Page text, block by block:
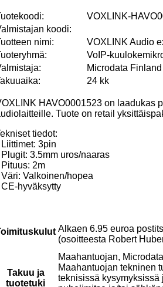
VOXLINK-
koodi:
nimi:
VOXLINK Audio
VoIP-
Microdata
24 kk
HAVO0001523 on laadukas
Tuote on retail
tiedot:
Liittimet: 3pin
Plugit: 3.5mm uros/naaras
Pituus: 2m
Väri: Valkoinen/hopea
CE-hyväksytty
Alkaen 6.95 euroa
(osoitteesta Robert
Takuu ja
tuotetuki
Maahantuojan,
Maahantuojan tekninen
teknisissä kysymyksissä